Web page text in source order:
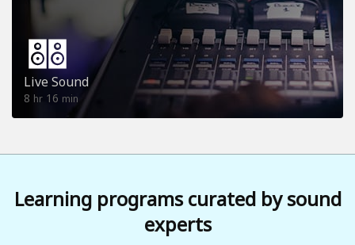
Live Sound
8 hr 16 min
Learning programs curated by sound
experts